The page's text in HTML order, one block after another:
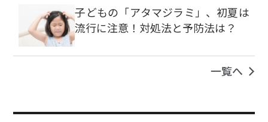
子どもの「アタマジラミ」、初夏は
流行に注意！対処法と予防法は？
一覧へ